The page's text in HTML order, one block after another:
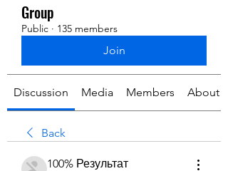
Group
Public · 135 members
Join
Discussion Media Members About
Back
100% Результат